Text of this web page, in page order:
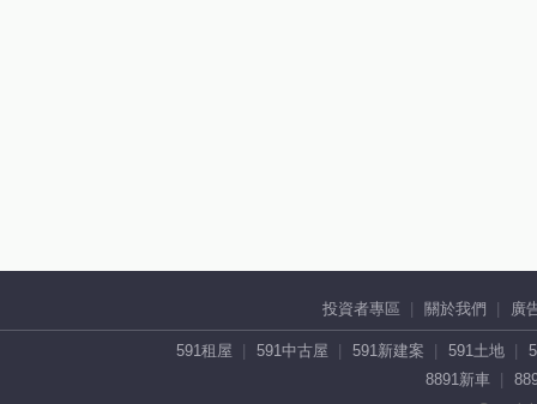
投資者專區 關於我們 廣
591租屋 591中古屋 591新建案 591土地
8891新車